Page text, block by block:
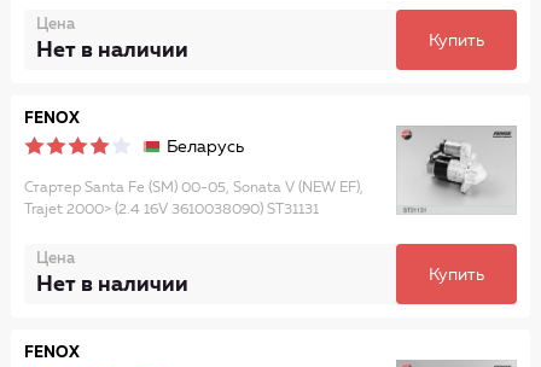
Цена
Нет в наличии Купить
FENOX
Беларусь
Стартер Santa Fe (SM) 00-05, Sonata V (NEW EF),
Trajet 2000> (2.4 16V 3610038090) ST31131
Цена
Нет в наличии Купить
FENOX